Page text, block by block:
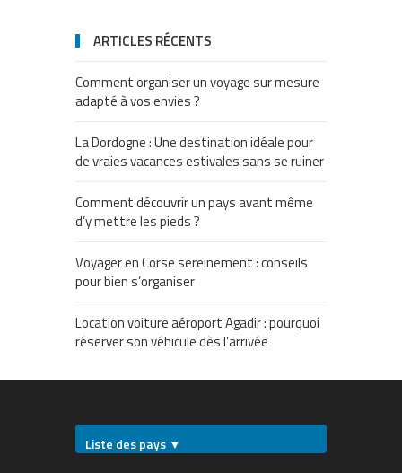
ARTICLES RÉCENTS
Comment organiser un voyage sur mesure
adapté à vos envies ?
La Dordogne : Une destination idéale pour
de vraies vacances estivales sans se ruiner
Comment découvrir un pays avant même
d’y mettre les pieds ?
Voyager en Corse sereinement : conseils
pour bien s’organiser
Location voiture aéroport Agadir : pourquoi
réserver son véhicule dès l’arrivée
Liste des pays ▼